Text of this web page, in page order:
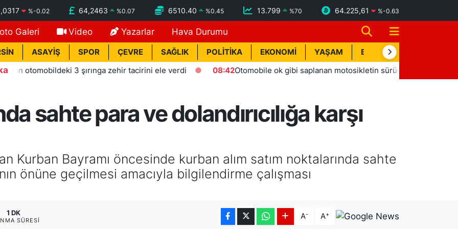
%-0.02 64,2463 %0.07 6510.40 %0.45 13.799 %70 64.225,61 %-0.63
Galeri Video Yazarlar Hava Durumu
ASAYİŞ SPOR ÇEVRE SAĞLIK POLİTİKA EKONOMİ YAŞAM BİK İLAN
3 şırınga zehir tacirini ele verdi 08:42 Otomobile ok gibi saplanan motosikletin sürücüsü hafif ticari aracın
sahte para ve dolandırıcılığa karşı
Kurban Bayramı öncesinde kurban alım satım noktalarında sahte
önüne geçilmesi amacıyla bilgilendirme çalışması
1 DK
SÜRESI A- A+